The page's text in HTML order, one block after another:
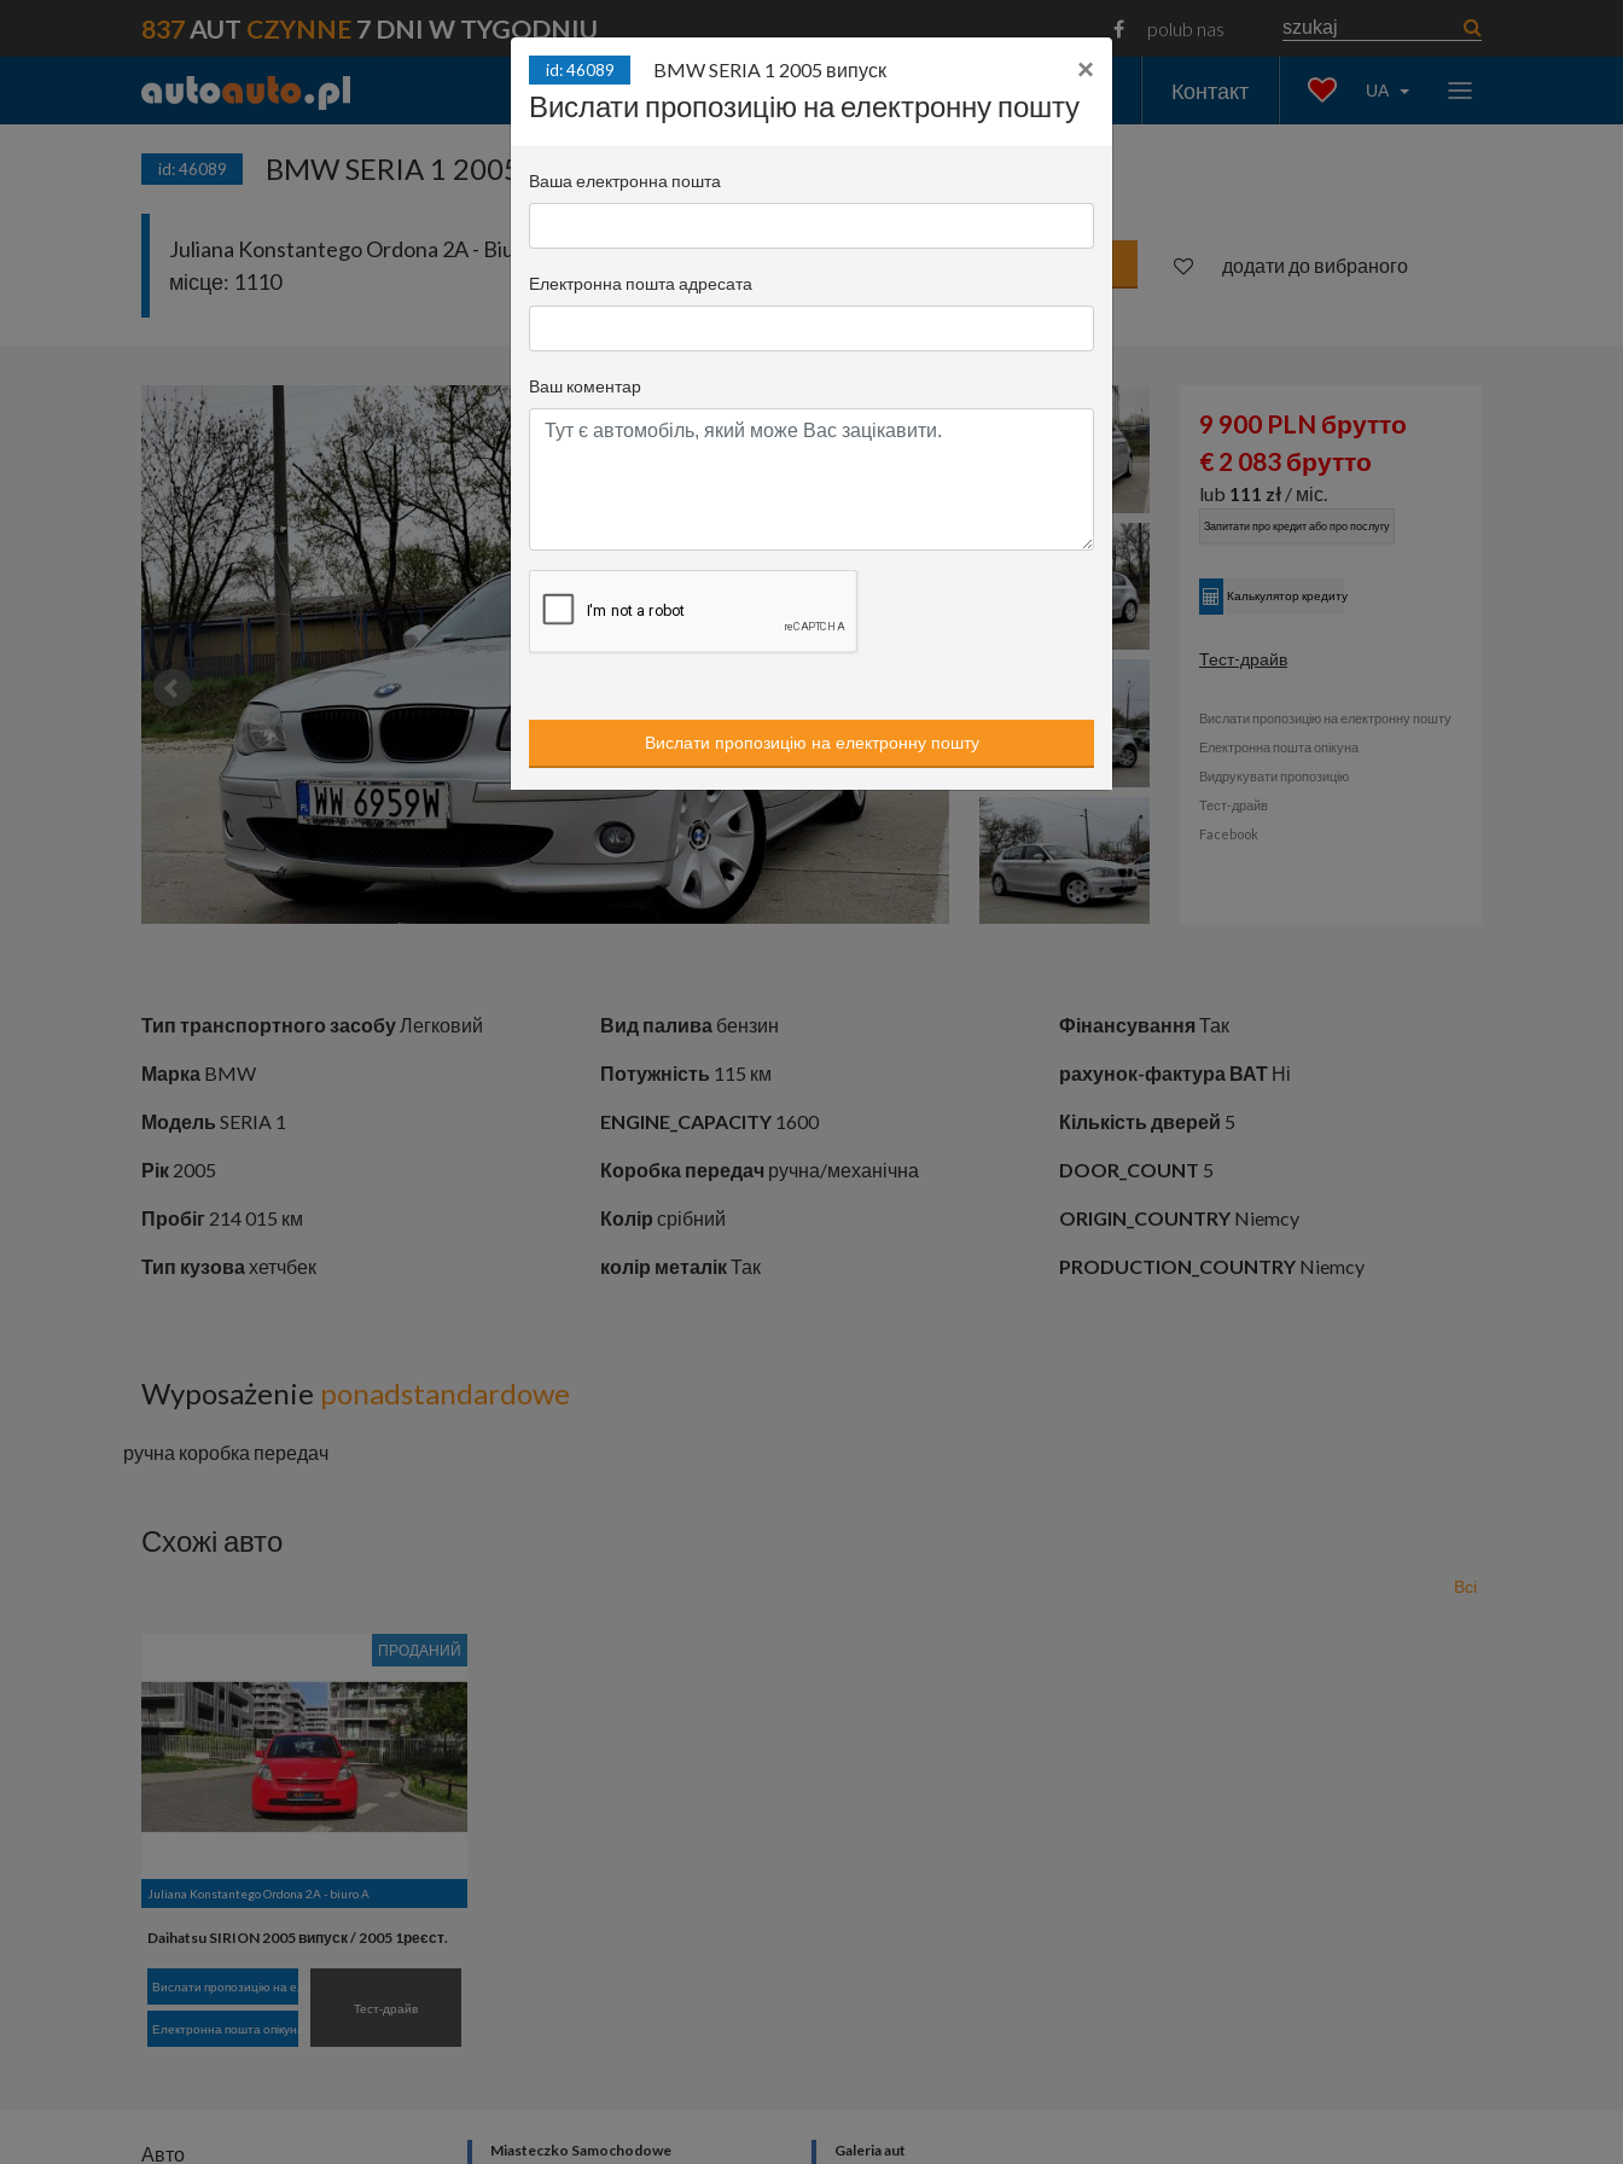
837AUT CZYNNE 7 DNI W TYGODNIU polub nas
auto finance Контакт UA
id: 46089 BMW SERIA 1 2005 випуск
Juliana Konstantego Ordona 2A - Biuro C |
місце: 1110
Krzysztof Kijewski
+48 519 022 455
додати до вибраного
9 900 PLN брутто
€ 2 083 брутто
lub 111 zł / міс.
Запитати про кредит або про послугу
Калькулятор кредиту
Тест-драйв
Вислати пропозицію на електронну пошту
Електронна пошта опікуна
Видрукувати пропозицію
Тест-драйв
Facebook
Тип транспортного засобу Легковий
Марка BMW
Модель SERIA 1
Рік 2005
Пробіг 214 015 км
Тип кузовахетчбек
Вид палива бензин
Потужність 115 км
ENGINE_CAPACITY 1600
Коробка передач ручна/механічна
Колір срібний
колір металікТак
Фінансування Так
рахунок-фактура ВАТ Ні
Кількість дверей 5
DOOR_COUNT 5
ORIGIN_COUNTRY Niemcy
PRODUCTION_COUNTRY Niemcy
Wyposażenie ponadstandardowe
ручна коробка передач
Схожі авто
Всі
ПРОДАНИЙ
Juliana Konstantego Ordona 2A - biuro A
Daihatsu SIRION 2005 випуск / 2005 1реєст.
Вислати пропозицію на електронну пошту
Електронна пошта опікуна
Тест-драйв
×
id: 46089 BMW SERIA 1 2005 випуск
Вислати пропозицію на електронну пошту
Ваша електронна пошта
Електронна пошта адресата
Ваш коментар
Авто
Miasteczko Samochodowe
Galeria aut